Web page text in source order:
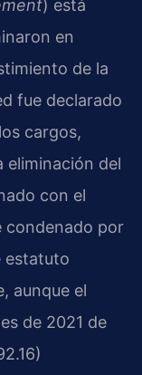
) está
en
de la
fue declarado
cargos,
eliminación del
con el
condenado por
estatuto
aunque el
de 2021 de